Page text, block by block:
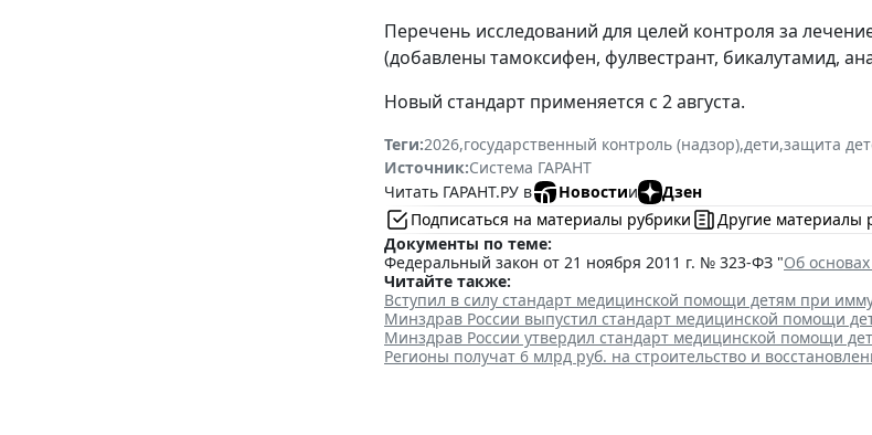
Перечень исследований для целей контроля за
(добавлены тамоксифен, фулвестрант, бикалутамид,
Новый стандарт применяется с 2 августа.
Теги:2026,государственный контроль (надзор),дети,защита
Источник:Система ГАРАНТ
Читать ГАРАНТ.РУ в
Новостии
Дзен
Подписаться на материалы рубрики
Другие материалы
Документы по теме:
Федеральный закон от 21 ноября 2011 г. № 323-ФЗ "Об
Читайте также:
Вступил в силу стандарт медицинской помощи детям при
Минздрав России выпустил стандарт медицинской помощи
Минздрав России утвердил стандарт медицинской помощи
Регионы получат 6 млрд руб. на строительство и